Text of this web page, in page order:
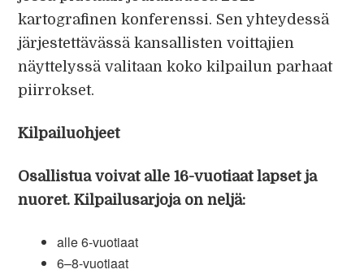
kartografinen konferenssi. Sen yhteydessä
järjestettävässä kansallisten voittajien
näyttelyssä valitaan koko kilpailun parhaat
piirrokset.
Kilpailuohjeet
Osallistua voivat alle 16-vuotiaat lapset ja
nuoret. Kilpailusarjoja on neljä:
alle 6-vuotiaat
6–8-vuotiaat